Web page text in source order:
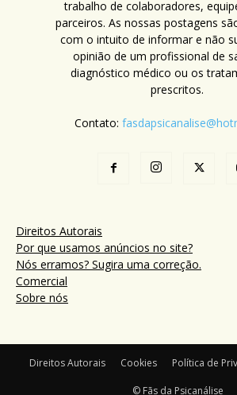
trabalho de colaboradores,
parceiros. As nossas postagens
com o intuito de informar e não
opinião de um profissional de
diagnóstico médico ou os
prescritos.
Contato:
Direitos Autorais
Por que usamos anúncios no site?
Nós erramos? Sugira uma correção.
Comercial
Sobre nós
Direitos Autorais Cookies Política de
© Fãs da Psicanálise